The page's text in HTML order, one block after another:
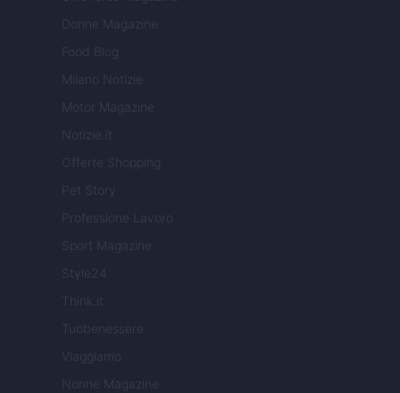
Donne Magazine
Food Blog
Milano Notizie
Motor Magazine
Notizie.it
Offerte Shopping
Pet Story
Professione Lavoro
Sport Magazine
Style24
Think.it
Tuobenessere
Viaggiamo
Nonne Magazine